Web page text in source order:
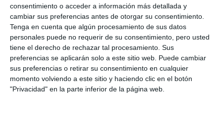
consentimiento o acceder a información más detallada y
cambiar sus preferencias antes de otorgar su consentimiento.
Tenga en cuenta que algún procesamiento de sus datos
personales puede no requerir de su consentimiento, pero usted
tiene el derecho de rechazar tal procesamiento. Sus
preferencias se aplicarán solo a este sitio web. Puede cambiar
sus preferencias o retirar su consentimiento en cualquier
momento volviendo a este sitio y haciendo clic en el botón
"Privacidad" en la parte inferior de la página web.